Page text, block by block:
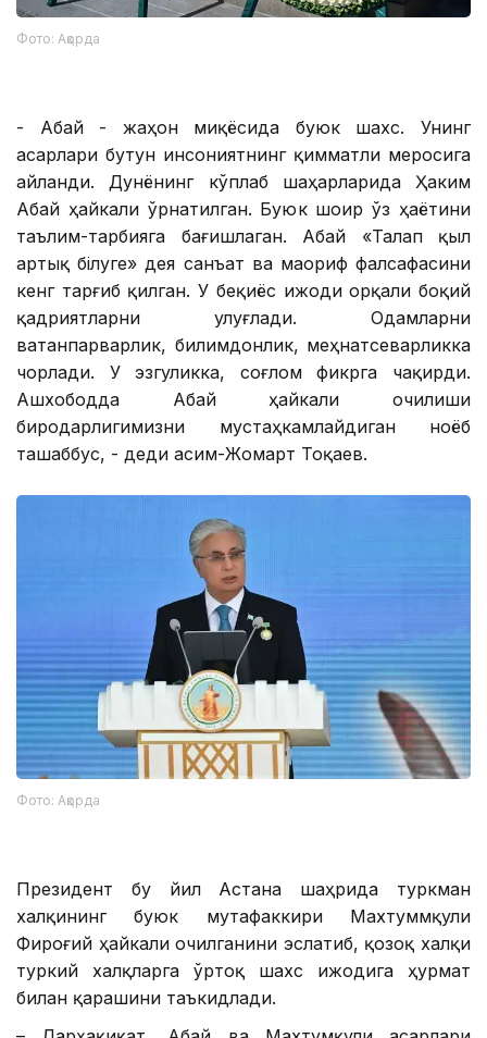
Фото: Ақорда
- Абай - жаҳон миқёсида буюк шахс. Унинг
асарлари бутун инсониятнинг қимматли меросига
айланди. Дунёнинг кўплаб шаҳарларида Ҳаким
Абай ҳайкали ўрнатилган. Буюк шоир ўз ҳаётини
таълим-тарбияга бағишлаган. Абай «Талап қыл
артық білуге» дея санъат ва маориф фалсафасини
кенг тарғиб қилган. У беқиёс ижоди орқали боқий
қадриятларни улуғлади. Одамларни
ватанпарварлик, билимдонлик, меҳнатсеварликка
чорлади. У эзгуликка, соғлом фикрга чақирди.
Ашхободда Абай ҳайкали очилиши
биродарлигимизни мустаҳкамлайдиган ноёб
ташаббус, - деди Қасим-Жомарт Тоқаев.
Фото: Ақорда
Президент бу йил Астана шаҳрида туркман
халқининг буюк мутафаккири Махтуммқули
Фироғий ҳайкали очилганини эслатиб, қозоқ халқи
туркий халқларга ўртоқ шахс ижодига ҳурмат
билан қарашини таъкидлади.